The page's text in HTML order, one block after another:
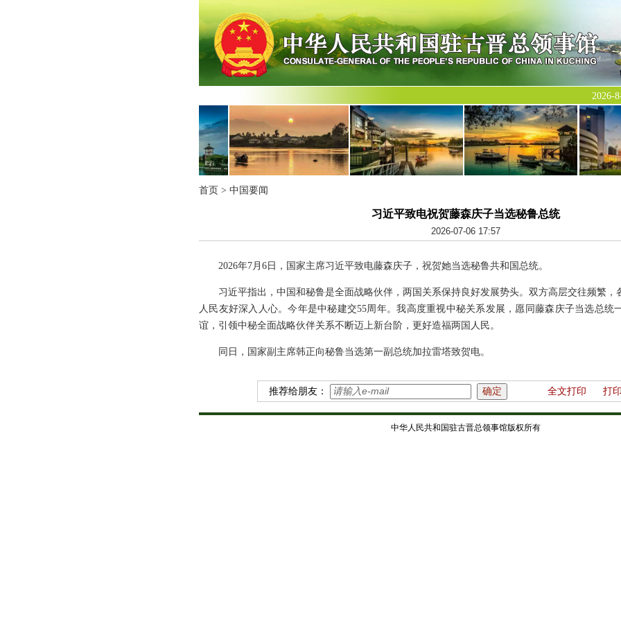
2026-
首页 > 中国要闻
习近平致电祝贺藤森庆子当选秘鲁总统
2026-07-06 17:57
2026年7月6日，国家主席习近平致电藤森庆子，祝贺她当选秘鲁共和国总统。
习近平指出，中国和秘鲁是全面战略伙伴，两国关系保持良好发展势头。双方高层交往频繁，
人民友好深入人心。今年是中秘建交55周年。我高度重视中秘关系发展，愿同藤森庆子当选总统
谊，引领中秘全面战略伙伴关系不断迈上新台阶，更好造福两国人民。
同日，国家副主席韩正向秘鲁当选第一副总统加拉雷塔致贺电。
推荐给朋友： 全文打印 打
中华人民共和国驻古晋总领事馆版权所有